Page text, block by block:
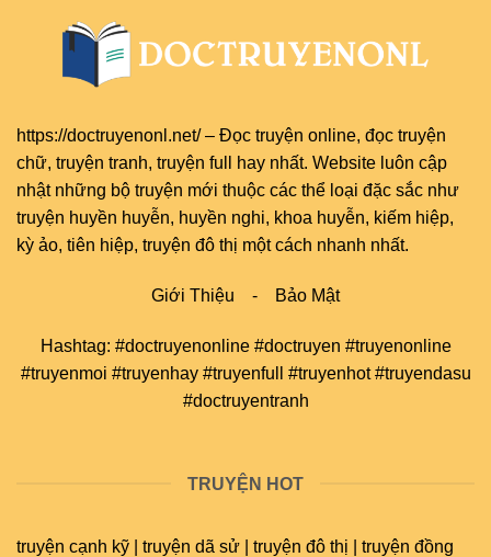
https://doctruyenonl.net/– Đọc truyện online, đọc truyện
chữ, truyện tranh, truyện full
hay nhất. Website luôn cập
nhật những bộ truyện mới thuộc các thể loại đặc sắc như
truyện huyền huyễn, huyền nghi, khoa huyễn, kiếm hiệp,
kỳ ảo, tiên hiệp, truyện đô thị một cách nhanh nhất.
Giới Thiệu - Bảo Mật
Hashtag: #doctruyenonline #doctruyen #truyenonline
#truyenmoi #truyenhay #truyenfull #truyenhot #truyendasu
#doctruyentranh
TRUYỆN HOT
truyện cạnh kỹ | truyện dã sử | truyện đô thị | truyện đồng